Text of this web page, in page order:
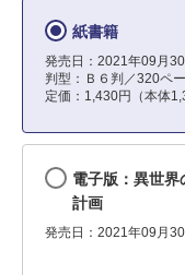
紙書籍
発売日：2021年09月30
判型：Ｂ６判／320ペ
定価：1,430円（本体
電子版：異世
計画
発売日：2021年09月30